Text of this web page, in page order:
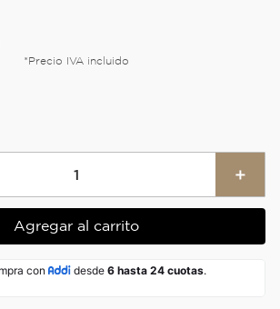
*Precio IVA incluido
＋
Agregar al carrito